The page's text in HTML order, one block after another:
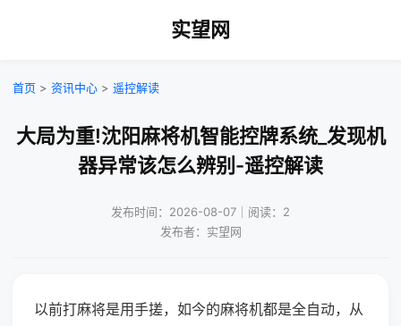
实望网
首页 > 资讯中心 > 遥控解读
大局为重!沈阳麻将机智能控牌系统_发现机
器异常该怎么辨别-遥控解读
发布时间：2026-08-07｜阅读：2
发布者：实望网
以前打麻将是用手搓，如今的麻将机都是全自动，从